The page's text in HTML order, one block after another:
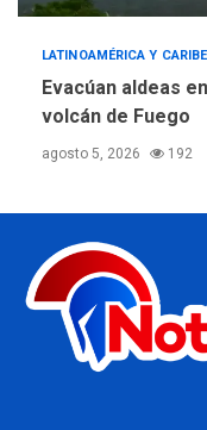
LATINOAMÉRICA Y CARIBE
Evacúan aldeas
volcán de Fuego
agosto 5, 2026 192